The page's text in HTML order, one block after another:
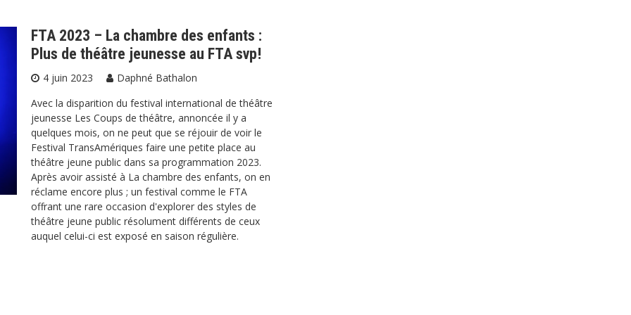
FTA 2023 – La chambre des enfants :
Plus de théâtre jeunesse au FTA svp!
4 juin 2023
Daphné Bathalon
Avec la disparition du festival international de théâtre
jeunesse Les Coups de théâtre, annoncée il y a
quelques mois, on ne peut que se réjouir de voir le
Festival TransAmériques faire une petite place au
théâtre jeune public dans sa programmation 2023.
Après avoir assisté à La chambre des enfants, on en
réclame encore plus ; un festival comme le FTA
offrant une rare occasion d'explorer des styles de
théâtre jeune public résolument différents de ceux
auquel celui-ci est exposé en saison régulière.